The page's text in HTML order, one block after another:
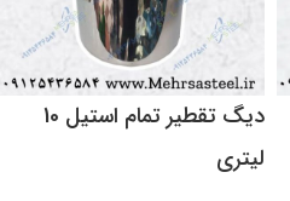
دیگ تقطیر تمام استیل 10
لیتری